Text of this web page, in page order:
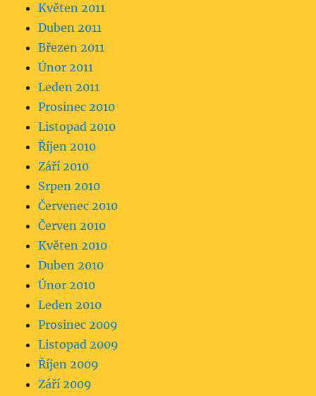
Květen 2011
Duben 2011
Březen 2011
Únor 2011
Leden 2011
Prosinec 2010
Listopad 2010
Říjen 2010
Září 2010
Srpen 2010
Červenec 2010
Červen 2010
Květen 2010
Duben 2010
Únor 2010
Leden 2010
Prosinec 2009
Listopad 2009
Říjen 2009
Září 2009